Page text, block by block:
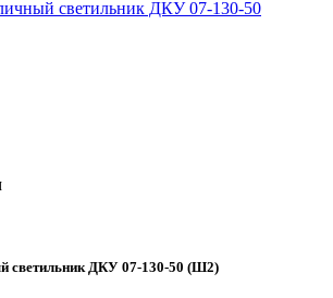
светильник ДКУ 07-130-50 (Ш2)